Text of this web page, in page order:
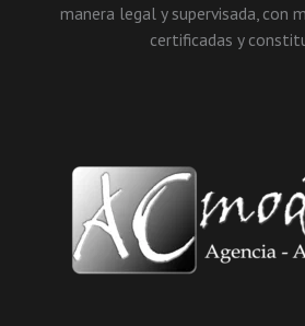
manera legal y supervisada, con
certificadas y